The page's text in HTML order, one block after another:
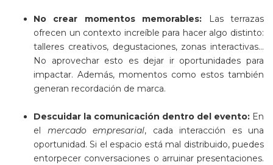
No crear momentos memorables: Las terrazas
ofrecen un contexto increíble para hacer algo distinto:
talleres creativos, degustaciones, zonas interactivas…
No aprovechar esto es dejar ir oportunidades para
impactar. Además, momentos como estos también
generan recordación de marca.
Descuidar la comunicación dentro del evento: En
el mercado empresarial, cada interacción es una
oportunidad. Si el espacio está mal distribuido, puedes
entorpecer conversaciones o arruinar presentaciones.